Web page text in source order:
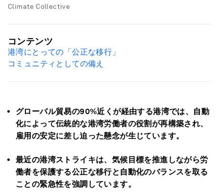
Climate Collective
グローバル貿易の90%近くが経由する港湾では、自動
化によって伝統的な港湾労働者の役割が再構築され、
雇用の安定に差し迫った懸念が生じています。
最近の港湾ストライキは、気候目標を推進しながら労
働者を保護する公正な移行と自動化のバランスを取る
ことの緊急性を強調しています。
コンテンツ
港湾にとっての「公正な移行」
コミュニティとしての備え